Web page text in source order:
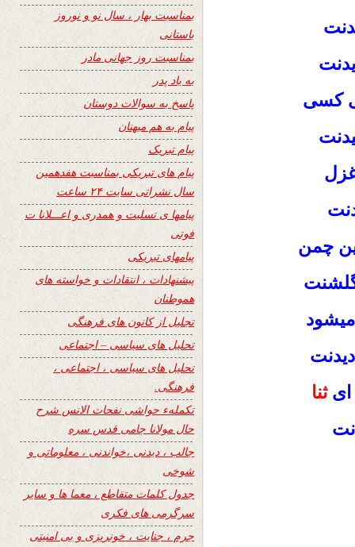
کسی
چمن
ایثنا
بمناسبت بهار ، سال نو و نوروز
باستانی
بمناسبت روز جهانی مادر
به یاد پدر
پاسخ به سوالات دوستان
پیام به هم میهنان
پیام تبریک
پیام های تبریکی بمناسبت هفدهمین
سال نشراتی سایت ۲۴ ساعت
پیامها ی تسلیت و همدری و اعـــلانا ت
فوتی
پیامهای تبریکی
پیشنهادات ، انتقادات و خواسته های
هموطنان
تجلیل از کانون های فرهنگی
تحلیل های سیاسی – اجتماعی
تحلیل های سیاسی ، اجتماعی ،
فرهنگی.
تکملهء حواشی نفحات الانس شرح
حال مولانا جامی قدس سره
جالب ، دیدنی ،خواندنی ، معلوماتی و
شوخی
جدول کلمات متقاطع ، معما ها و سایر
سرگرمی های فکری
جرم ، جنایت ، خونریزی و بی امنیتی